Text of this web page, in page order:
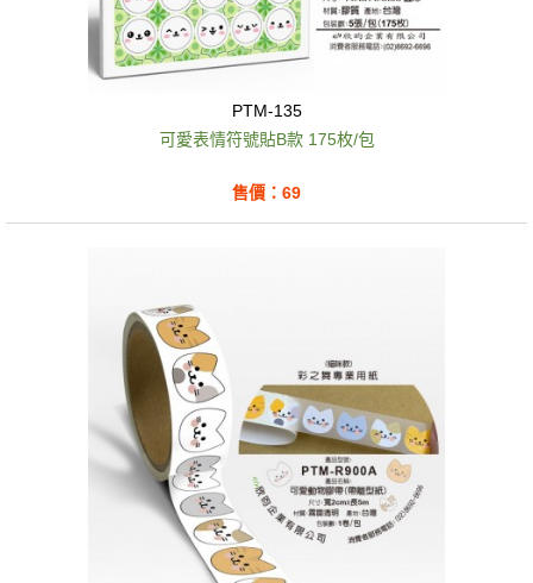
PTM-135
可愛表情符號貼B款 175枚/包
售價：69